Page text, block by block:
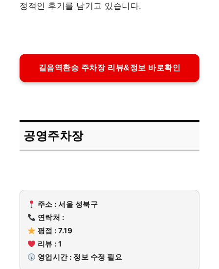
정적인 후기를 남기고 있습니다.
길음역환승 주차장 리뷰&정보 바로확인
공영주차장
주소 : 서울 성북구
연락처 :
평점 : 7.19
리뷰 : 1
영업시간 : 정보 수정 필요